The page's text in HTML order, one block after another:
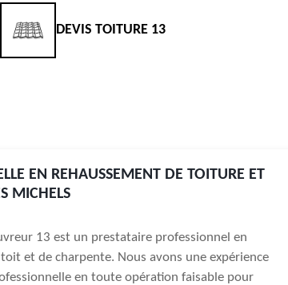
DEVIS TOITURE 13
EN REHAUSSEMENT DE TOITURE ET
MICHELS
13 est un prestataire professionnel en
et de charpente. Nous avons une expérience
en toute opération faisable pour